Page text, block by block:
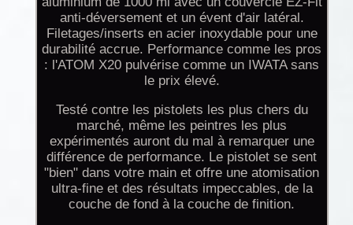
anti-déversement et un évent d'air latéral.
Filetages/inserts en acier inoxydable pour une
durabilité accrue. Performance comme les pros
: l'ATOM X20 pulvérise comme un IWATA sans
le prix élevé.
Testé contre les pistolets les plus chers du
marché, même les peintres les plus
expérimentés auront du mal à remarquer une
différence de performance. Le pistolet se sent
"bien" dans votre main et offre une atomisation
ultra-fine et des résultats impeccables, de la
couche de fond à la couche de finition.